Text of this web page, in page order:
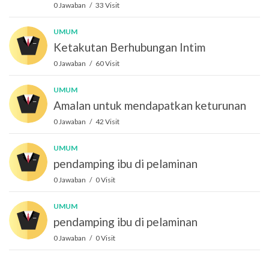
0 Jawaban / 33 Visit
UMUM
Ketakutan Berhubungan Intim
0 Jawaban / 60 Visit
UMUM
Amalan untuk mendapatkan keturunan
0 Jawaban / 42 Visit
UMUM
pendamping ibu di pelaminan
0 Jawaban / 0 Visit
UMUM
pendamping ibu di pelaminan
0 Jawaban / 0 Visit